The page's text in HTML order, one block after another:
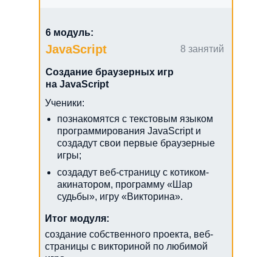
6 модуль:
8 занятий
JavaScript
создание собственного проекта, веб-
страницы с викториной по любимой
Создание браузерных игр
на JavaScript
Итог модуля:
Ученики:
познакомятся с текстовым языком
программирования JavaScript и
создадут свои первые браузерные
игры;
создадут веб-страницу с котиком-
акинатором, программу «Шар
судьбы», игру «Викторина».